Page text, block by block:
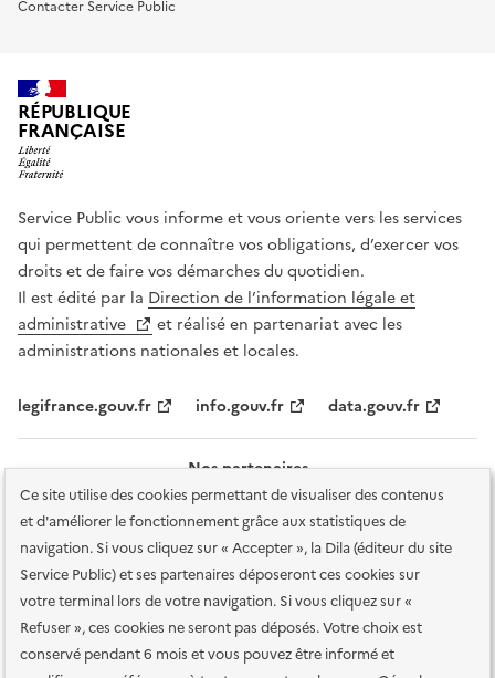
Ce site utilise des cookies permettant de visualiser des contenus
et d'améliorer le fonctionnement grâce aux statistiques de
navigation. Si vous cliquez sur « Accepter », la Dila (éditeur du site
Service Public) et ses partenaires déposeront ces cookies sur
votre terminal lors de votre navigation. Si vous cliquez sur «
Refuser », ces cookies ne seront pas déposés. Votre choix est
conservé pendant 6 mois et vous pouvez être informé et
Contacter Service Public
RÉPUBLIQUE
FRANÇAISE
Service Public vous informe et vous oriente vers les services
qui permettent de connaître vos obligations, d’exercer vos
droits et de faire vos démarches du quotidien.
Il est édité par la Direction de l’information légale et
administrative
et réalisé en partenariat avec les
administrations nationales et locales.
legifrance.gouv.fr info.gouv.fr data.gouv.fr
Nos partenaires
Plan du site Accessibilité : totalement conforme
Accessibilité des
services en ligne Mentions légales Données personnelles et sécurité